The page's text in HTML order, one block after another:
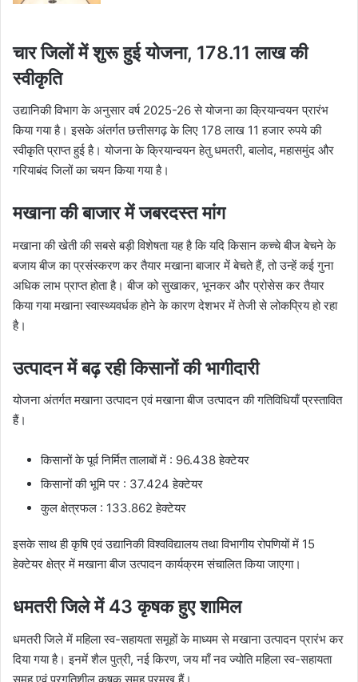
चार जिलों में शुरू हुई योजना, 178.11 लाख की
स्वीकृति
उद्यानिकी विभाग के अनुसार वर्ष 2025-26 से योजना का क्रियान्वयन प्रारंभ
किया गया है। इसके अंतर्गत छत्तीसगढ़ के लिए 178 लाख 11 हजार रुपये की
स्वीकृति प्राप्त हुई है। योजना के क्रियान्वयन हेतु धमतरी, बालोद, महासमुंद और
गरियाबंद जिलों का चयन किया गया है।
मखाना की बाजार में जबरदस्त मांग
मखाना की खेती की सबसे बड़ी विशेषता यह है कि यदि किसान कच्चे बीज बेचने के
बजाय बीज का प्रसंस्करण कर तैयार मखाना बाजार में बेचते हैं, तो उन्हें कई गुना
अधिक लाभ प्राप्त होता है। बीज को सुखाकर, भूनकर और प्रोसेस कर तैयार
किया गया मखाना स्वास्थ्यवर्धक होने के कारण देशभर में तेजी से लोकप्रिय हो रहा
है।
उत्पादन में बढ़ रही किसानों की भागीदारी
योजना अंतर्गत मखाना उत्पादन एवं मखाना बीज उत्पादन की गतिविधियाँ प्रस्तावित
हैं।
किसानों के पूर्व निर्मित तालाबों में : 96.438 हेक्टेयर
किसानों की भूमि पर : 37.424 हेक्टेयर
कुल क्षेत्रफल : 133.862 हेक्टेयर
इसके साथ ही कृषि एवं उद्यानिकी विश्वविद्यालय तथा विभागीय रोपणियों में 15
हेक्टेयर क्षेत्र में मखाना बीज उत्पादन कार्यक्रम संचालित किया जाएगा।
धमतरी जिले में 43 कृषक हुए शामिल
धमतरी जिले में महिला स्व-सहायता समूहों के माध्यम से मखाना उत्पादन प्रारंभ कर
दिया गया है। इनमें शैल पुत्री, नई किरण, जय माँ नव ज्योति महिला स्व-सहायता
समूह एवं प्रगतिशील कृषक समूह प्रमुख हैं।